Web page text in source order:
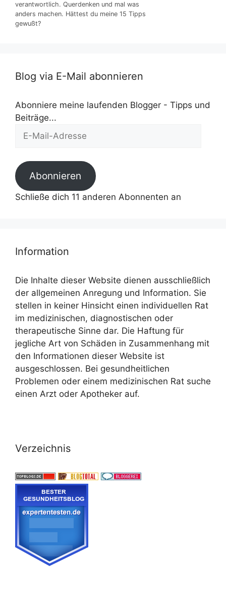
verantwortlich. Querdenken und mal was
anders machen. Hättest du meine 15 Tipps
gewußt?
Blog via E-Mail abonnieren
Abonniere meine laufenden Blogger - Tipps und
Beiträge...
Abonnieren
Schließe dich 11 anderen Abonnenten an
Information
Die Inhalte dieser Website dienen ausschließlich
der allgemeinen Anregung und Information. Sie
stellen in keiner Hinsicht einen individuellen Rat
im medizinischen, diagnostischen oder
therapeutische Sinne dar. Die Haftung für
jegliche Art von Schäden in Zusammenhang mit
den Informationen dieser Website ist
ausgeschlossen. Bei gesundheitlichen
Problemen oder einem medizinischen Rat suche
einen Arzt oder Apotheker auf.
Verzeichnis